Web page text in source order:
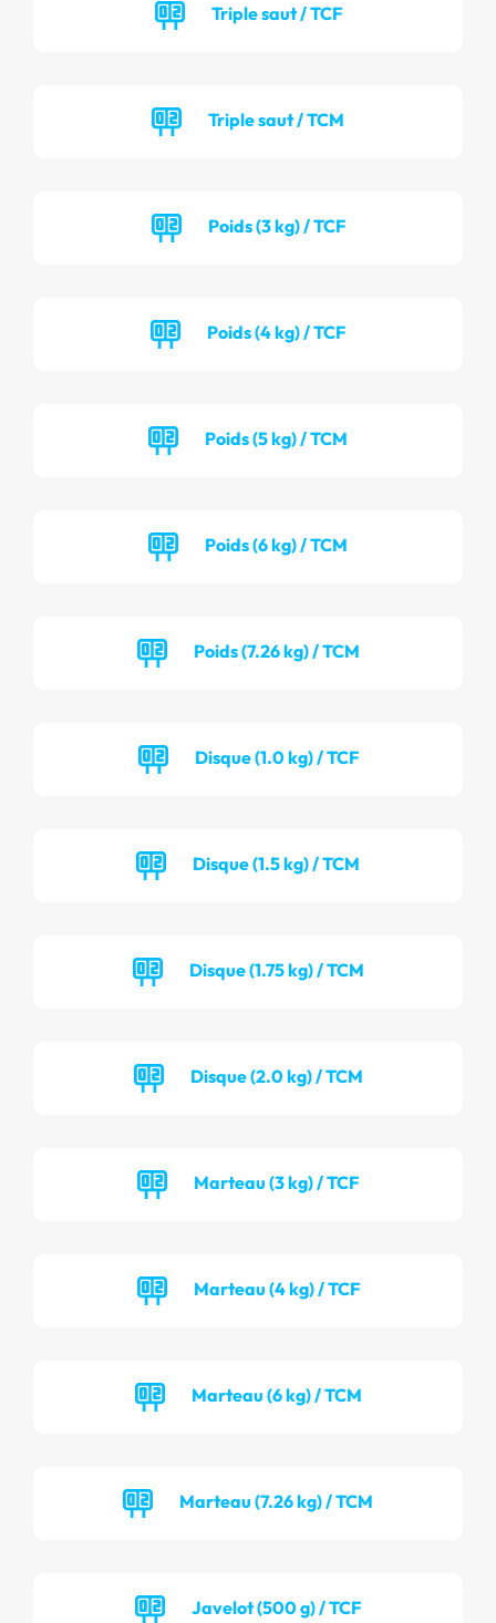
Triple saut / TCF
Triple saut / TCM
Poids (3 kg) / TCF
Poids (4 kg) / TCF
Poids (5 kg) / TCM
Poids (6 kg) / TCM
Poids (7.26 kg) / TCM
Disque (1.0 kg) / TCF
Disque (1.5 kg) / TCM
Disque (1.75 kg) / TCM
Disque (2.0 kg) / TCM
Marteau (3 kg) / TCF
Marteau (4 kg) / TCF
Marteau (6 kg) / TCM
Marteau (7.26 kg) / TCM
Javelot (500 g) / TCF